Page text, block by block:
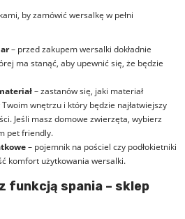
by zamówić wersalkę w pełni
– przed zakupem wersalki dokładnie
ma stanąć, aby upewnić się, że będzie
– zastanów się, jaki materiał
wnętrzu i który będzie najłatwiejszy
Jeśli masz domowe zwierzęta, wybierz
pet friendly.
– pojemnik na pościel czy podłokietniki
komfort użytkowania wersalki.
funkcją spania – sklep